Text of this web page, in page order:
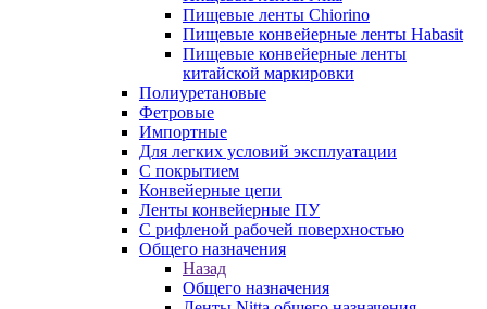
Пищевые ленты Chiorino
Пищевые конвейерные ленты Habasit
Пищевые конвейерные ленты
китайской маркировки
Полиуретановые
Фетровые
Импортные
Для легких условий эксплуатации
С покрытием
Конвейерные цепи
Ленты конвейерные ПУ
С рифленой рабочей поверхностью
Общего назначения
Назад
Общего назначения